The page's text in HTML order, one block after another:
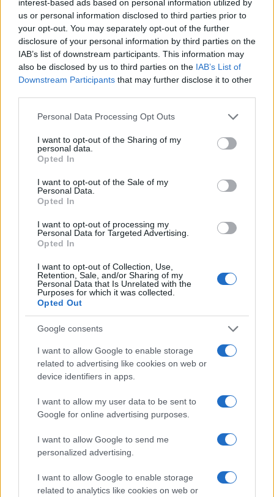
interest-based ads based on personal information utilized by
us or personal information disclosed to third parties prior to
your opt-out. You may separately opt-out of the further
disclosure of your personal information by third parties on the
IAB’s list of downstream participants. This information may
also be disclosed by us to third parties on the IAB’s List of
Downstream Participants that may further disclose it to other
Please note that this website/app uses one or more Google
not limited to your visit or usage behaviour. You may click to
grant or deny consent to Google and its third-party tags to
use your data for below specified purposes in below Google
consent section.
Personal Data Processing Opt Outs
I want to opt-out of the Sharing of my
personal data.
Opted In
I want to opt-out of the Sale of my
Personal Data.
Opted In
I want to opt-out of processing my
Personal Data for Targeted Advertising.
Opted In
I want to opt-out of Collection, Use,
Retention, Sale, and/or Sharing of my
Personal Data that Is Unrelated with the
Purposes for which it was collected.
Opted Out
Google consents
I want to allow Google to enable storage
related to advertising like cookies on web or
device identifiers in apps.
I want to allow my user data to be sent to
Google for online advertising purposes.
I want to allow Google to send me
personalized advertising.
I want to allow Google to enable storage
related to analytics like cookies on web or
Continua a leggere
ESPORTS
EPL Masters Group A: Scommesse e previsioni per la
sfida tra Ilbirs e Team Syntax
ESPORTS